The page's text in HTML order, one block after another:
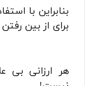
بنابراین با
برای از بین
هر ارزانی